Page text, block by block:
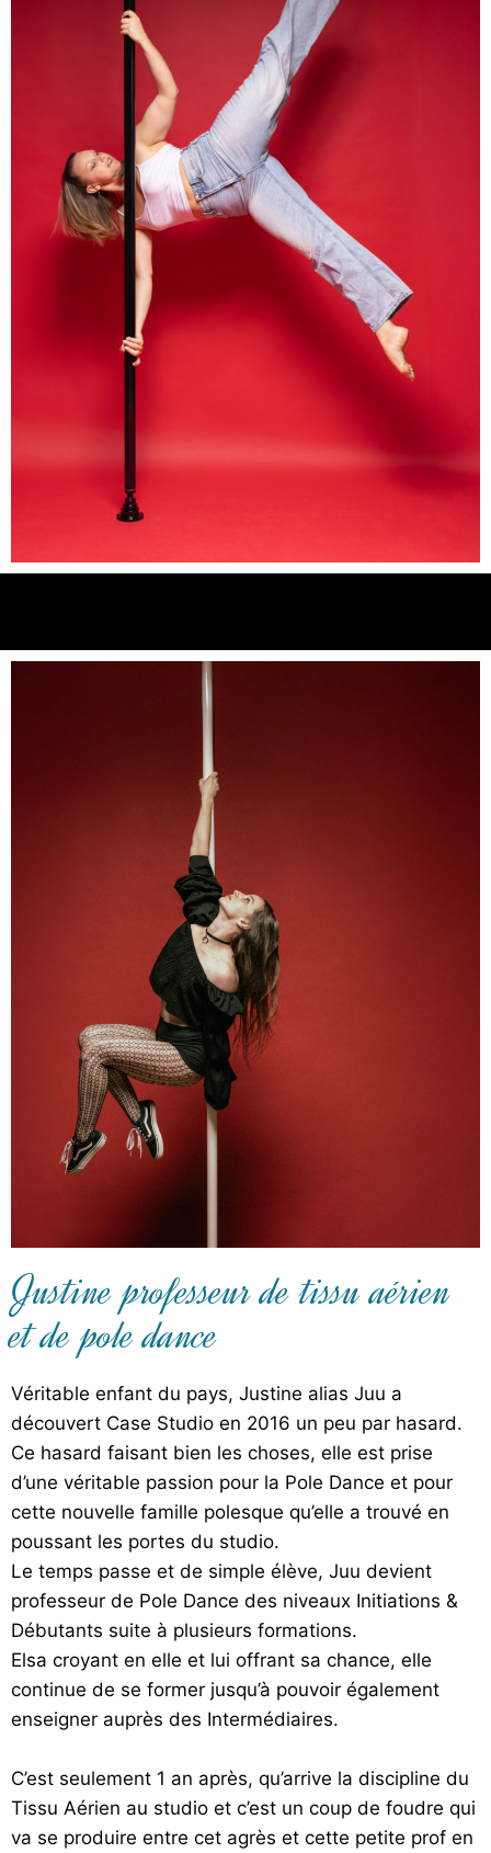
Justine professeur de tissu aérien
et de pole dance
Véritable enfant du pays, Justine alias Juu a
découvert Case Studio en 2016 un peu par hasard.
Ce hasard faisant bien les choses, elle est prise
d’une véritable passion pour la Pole Dance et pour
cette nouvelle famille polesque qu’elle a trouvé en
poussant les portes du studio.
Le temps passe et de simple élève, Juu devient
professeur de Pole Dance des niveaux Initiations &
Débutants suite à plusieurs formations.
Elsa croyant en elle et lui offrant sa chance, elle
continue de se former jusqu’à pouvoir également
enseigner auprès des Intermédiaires.
C’est seulement 1 an après, qu’arrive la discipline du
Tissu Aérien au studio et c’est un coup de foudre qui
va se produire entre cet agrès et cette petite prof en